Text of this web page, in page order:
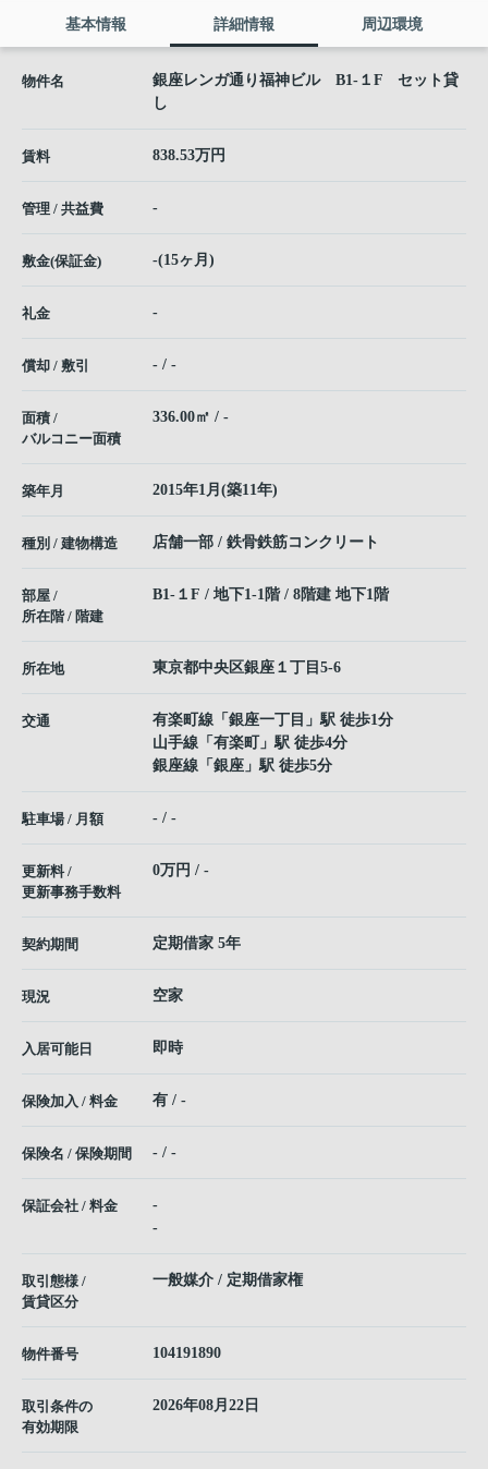
基本情報 詳細情報 周辺環境
物件名
銀座レンガ通り福神ビル B1-１F セット貸
し
賃料 838.53万円
管理 / 共益費 -
敷金(保証金) -(15ヶ月)
礼金 -
償却 / 敷引 - / -
面積 /
バルコニー面積
336.00㎡ / -
築年月 2015年1月(築11年)
種別 / 建物構造 店舗一部 / 鉄骨鉄筋コンクリート
部屋 /
所在階 / 階建
B1-１F / 地下1-1階 / 8階建 地下1階
所在地 東京都中央区銀座 １丁目5-6
交通 有楽町線 「 銀座一丁目 」駅 徒歩1分
山手線 「 有楽町
」駅 徒歩4分
銀座線 「 銀座 」駅 徒歩5分
駐車場 / 月額 - / -
更新料 /
更新事務手数料
0万円 / -
契約期間 定期借家 5年
現況 空家
入居可能日 即時
保険加入 / 料金 有 / -
保険名 / 保険期間 - / -
保証会社 / 料金
-
-
取引態様 /
賃貸区分
一般媒介 / 定期借家権
物件番号 104191890
取引条件の
有効期限
2026年08月22日